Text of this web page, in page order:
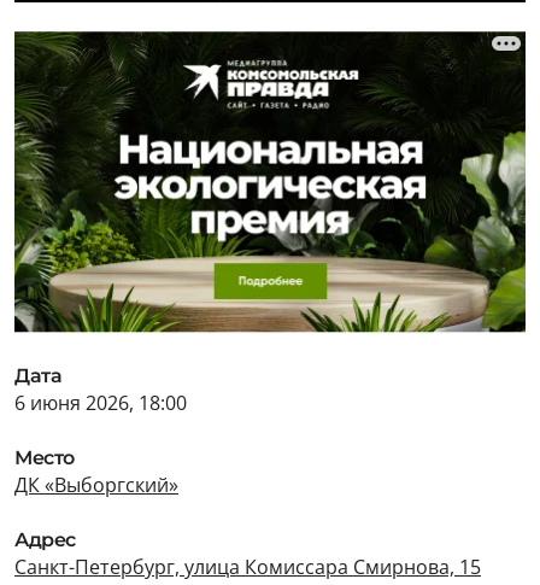
Дата
6 июня 2026, 18:00
Место
ДК «Выборгский»
Адрес
Санкт-Петербург, улица Комиссара Смирнова, 15